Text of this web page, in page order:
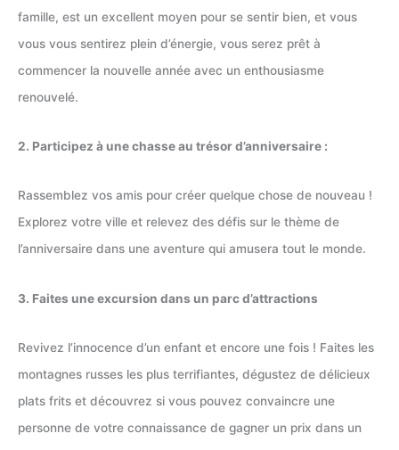
famille, est un excellent moyen pour se sentir bien, et vous
vous vous sentirez plein d’énergie, vous serez prêt à
commencer la nouvelle année avec un enthousiasme
renouvelé.
2. Participez à une chasse au trésor d’anniversaire :
Rassemblez vos amis pour créer quelque chose de nouveau !
Explorez votre ville et relevez des défis sur le thème de
l’anniversaire dans une aventure qui amusera tout le monde.
3. Faites une excursion dans un parc d’attractions
Revivez l’innocence d’un enfant et encore une fois ! Faites les
montagnes russes les plus terrifiantes, dégustez de délicieux
plats frits et découvrez si vous pouvez convaincre une
personne de votre connaissance de gagner un prix dans un